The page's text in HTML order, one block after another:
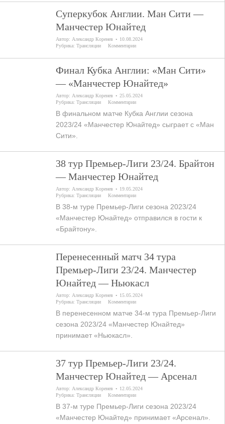
Суперкубок Англии. Ман Сити —
Манчестер Юнайтед
Автор: Александр Коренев
10.08.2024
Рубрика:Трансляции Комментарии
Финал Кубка Англии: «Ман Сити»
— «Манчестер Юнайтед»
Автор: Александр Коренев
25.05.2024
Рубрика:Трансляции Комментарии
В финальном матче Кубка Англии сезона
2023/24 «Манчестер Юнайтед» сыграет с «Ман
Сити».
38 тур Премьер-Лиги 23/24. Брайтон
— Манчестер Юнайтед
Автор: Александр Коренев
19.05.2024
Рубрика:Трансляции Комментарии
В 38-м туре Премьер-Лиги сезона 2023/24
«Манчестер Юнайтед» отправился в гости к
«Брайтону».
Перенесенный матч 34 тура
Премьер-Лиги 23/24. Манчестер
Юнайтед — Ньюкасл
Автор: Александр Коренев
15.05.2024
Рубрика:Трансляции Комментарии
В перенесенном матче 34-м тура Премьер-Лиги
сезона 2023/24 «Манчестер Юнайтед»
принимает «Ньюкасл».
37 тур Премьер-Лиги 23/24.
Манчестер Юнайтед — Арсенал
Автор: Александр Коренев
12.05.2024
Рубрика:Трансляции Комментарии
В 37-м туре Премьер-Лиги сезона 2023/24
«Манчестер Юнайтед» принимает «Арсенал».